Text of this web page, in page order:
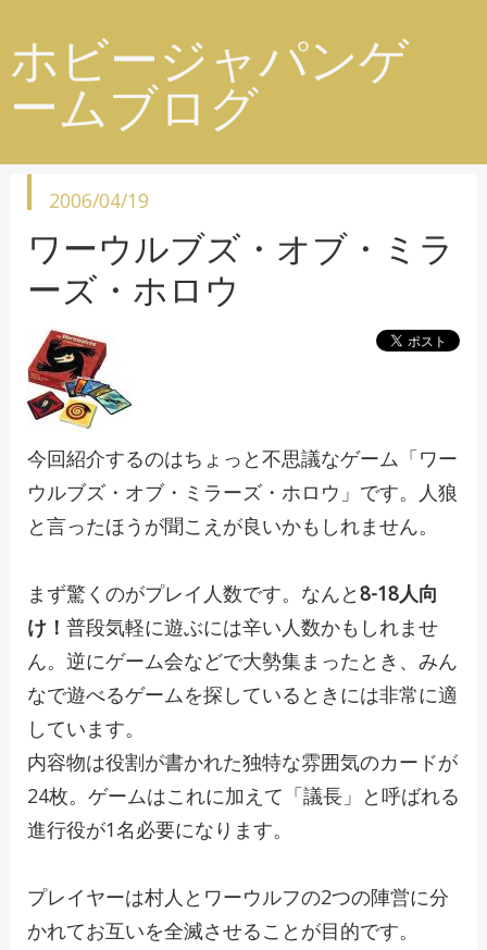
ホビージャパンゲ
ームブログ
投
日
2006/04/19
ワーウルブズ・オブ・ミラ
ーズ・ホロウ
今回紹介するのはちょっと不思議なゲーム「ワー
ウルブズ・オブ・ミラーズ・ホロウ」です。人狼
と言ったほうが聞こえが良いかもしれません。
まず驚くのがプレイ人数です。なんと8-18人向
け！ 普段気軽に遊ぶには辛い人数かもしれませ
ん。逆にゲーム会などで大勢集まったとき、みん
なで遊べるゲームを探しているときには非常に適
しています。
内容物は役割が書かれた独特な雰囲気のカードが
24枚。ゲームはこれに加えて「議長」と呼ばれる
進行役が1名必要になります。
プレイヤーは村人とワーウルフの2つの陣営に分
かれてお互いを全滅させることが目的です。